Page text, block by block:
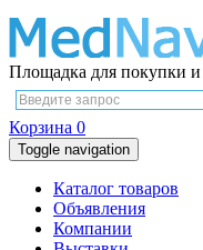
Площадка для покупки
Корзина 0
Toggle navigation
Каталог товаров
Объявления
Компании